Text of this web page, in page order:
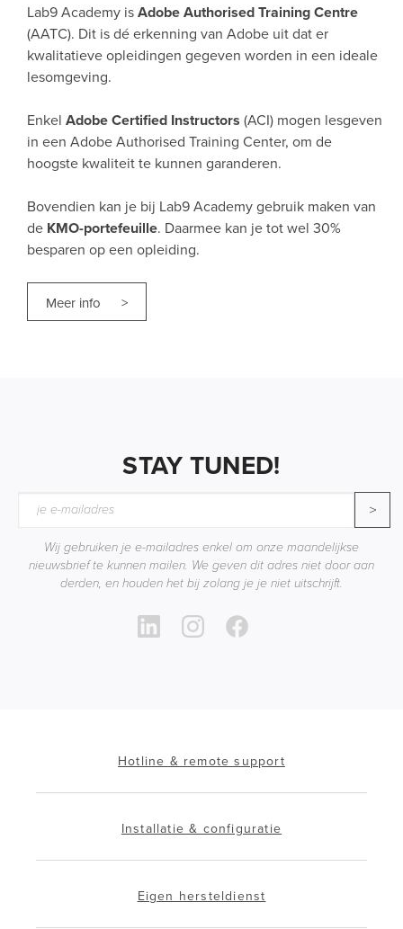
Lab9 Academy isAdobe Authorised Training Centre
(AATC). Dit is dé erkenning van Adobe uit dat er
kwalitatieve opleidingen gegeven worden in een ideale
lesomgeving.
Enkel Adobe Certified Instructors (ACI) mogen lesgeven
in een Adobe Authorised Training Center, om de
hoogste kwaliteit te kunnen garanderen.
Bovendien kan je bij Lab9 Academy gebruik maken van
de KMO-portefeuille. Daarmee kan je tot wel 30%
besparen op een opleiding.
Meer info >
STAY TUNED!
>
Wij gebruiken je e-mailadres enkel om onze maandelijkse
nieuwsbrief te kunnen mailen. We geven dit adres niet door aan
derden, en houden het bij zolang je je niet uitschrijft.
Hotline & remote support
Installatie & configuratie
Eigen hersteldienst